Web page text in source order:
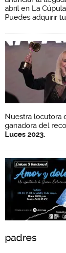
abril en La
Puedes adquirir
Nuestra locutora
ganadora del
Luces 2023.
padres